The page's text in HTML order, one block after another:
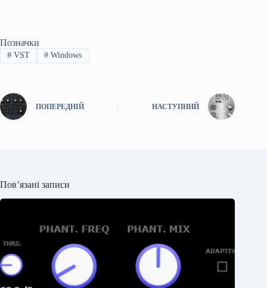
Позначки
#VST #Windows
ПОПЕРЕДНІЙ НАСТУПНИЙ
Пов’язані записи